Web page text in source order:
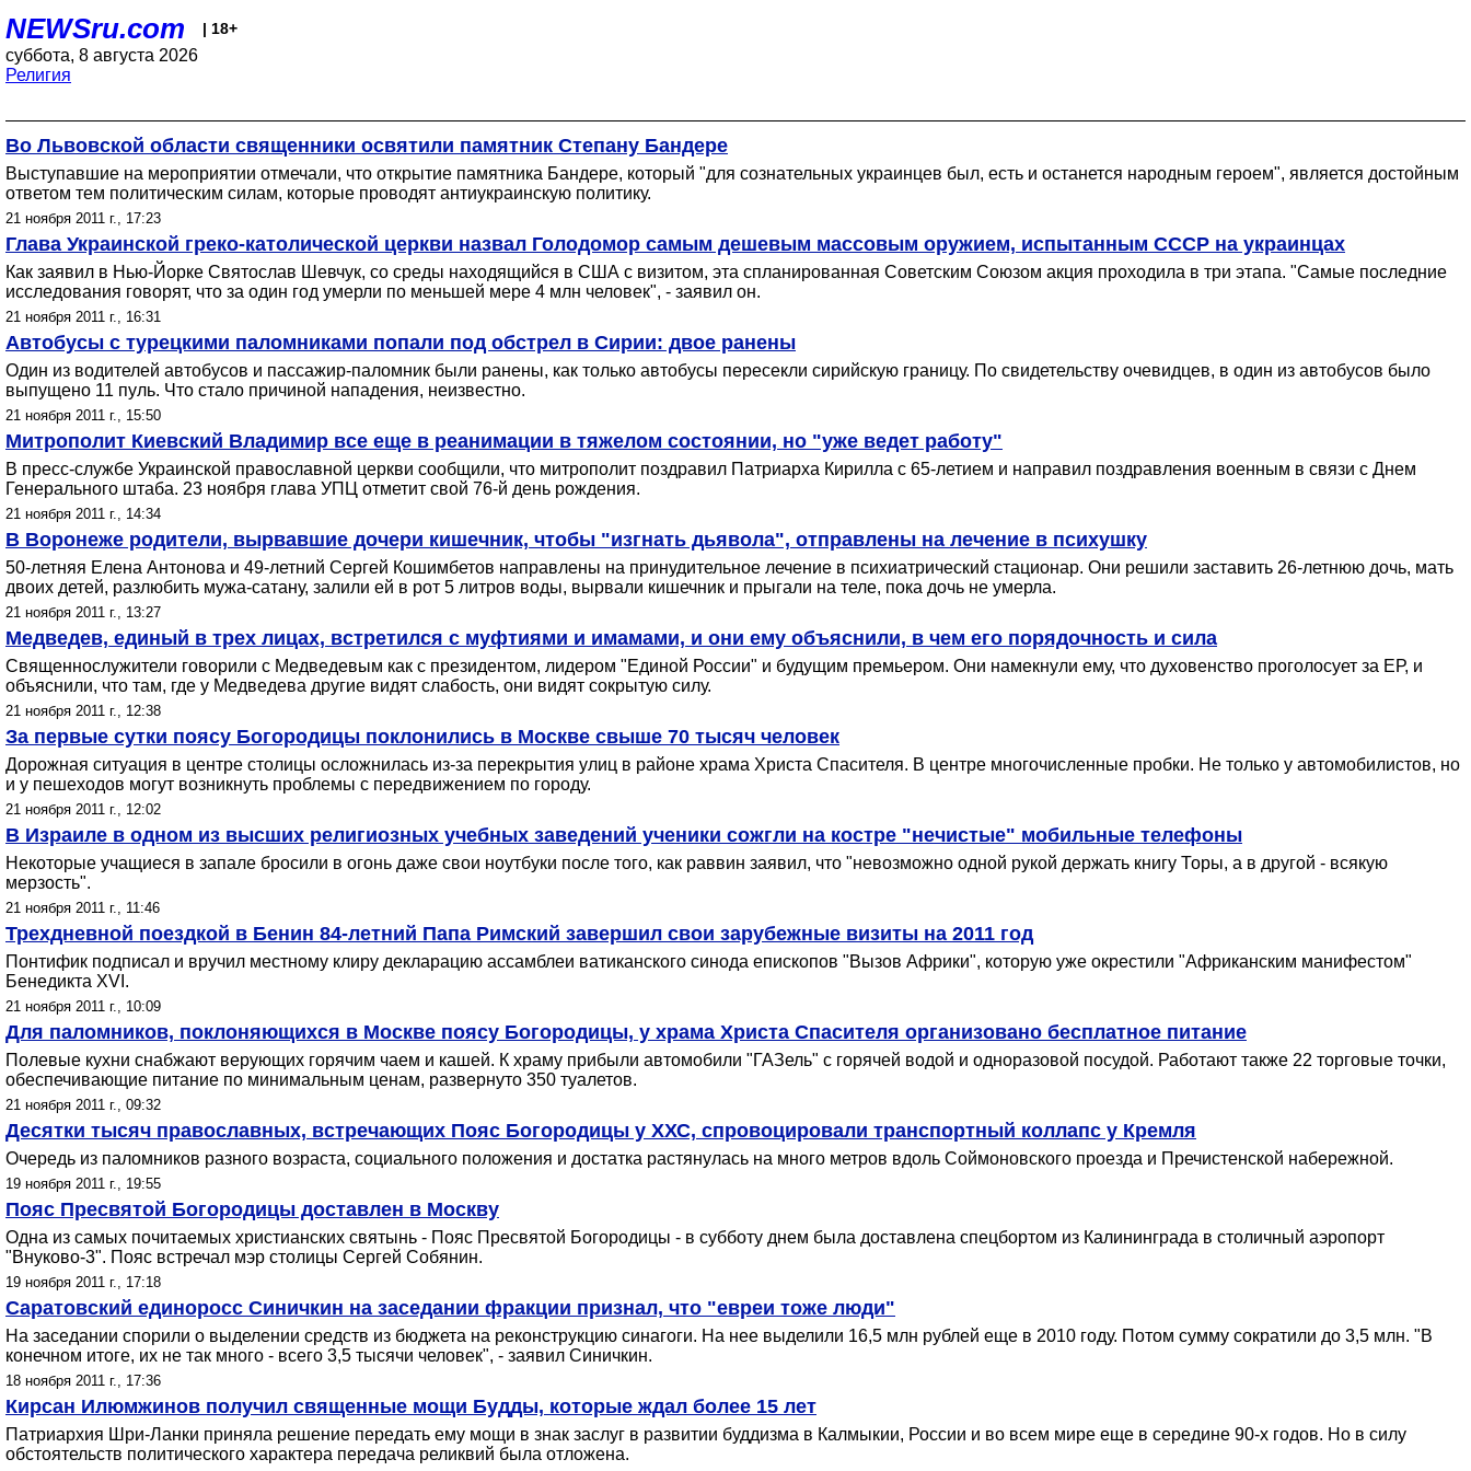
NEWSru.com | 18+
суббота, 8 августа 2026
Религия
Во Львовской области священники освятили памятник Степану Бандере
Выступавшие на мероприятии отмечали, что открытие памятника Бандере, который "для сознательных украинцев был, есть и останется народным героем", является достойным
ответом тем политическим силам, которые проводят антиукраинскую политику.
21 ноября 2011 г., 17:23
Глава Украинской греко-католической церкви назвал Голодомор самым дешевым массовым оружием, испытанным СССР на украинцах
Как заявил в Нью-Йорке Святослав Шевчук, со среды находящийся в США с визитом, эта спланированная Советским Союзом акция проходила в три этапа. "Самые последние
исследования говорят, что за один год умерли по меньшей мере 4 млн человек", - заявил он.
21 ноября 2011 г., 16:31
Автобусы с турецкими паломниками попали под обстрел в Сирии: двое ранены
Один из водителей автобусов и пассажир-паломник были ранены, как только автобусы пересекли сирийскую границу. По свидетельству очевидцев, в один из автобусов было
выпущено 11 пуль. Что стало причиной нападения, неизвестно.
21 ноября 2011 г., 15:50
Митрополит Киевский Владимир все еще в реанимации в тяжелом состоянии, но "уже ведет работу"
В пресс-службе Украинской православной церкви сообщили, что митрополит поздравил Патриарха Кирилла с 65-летием и направил поздравления военным в связи с Днем
Генерального штаба. 23 ноября глава УПЦ отметит свой 76-й день рождения.
21 ноября 2011 г., 14:34
В Воронеже родители, вырвавшие дочери кишечник, чтобы "изгнать дьявола", отправлены на лечение в психушку
50-летняя Елена Антонова и 49-летний Сергей Кошимбетов направлены на принудительное лечение в психиатрический стационар. Они решили заставить 26-летнюю дочь, мать
двоих детей, разлюбить мужа-сатану, залили ей в рот 5 литров воды, вырвали кишечник и прыгали на теле, пока дочь не умерла.
21 ноября 2011 г., 13:27
Медведев, единый в трех лицах, встретился с муфтиями и имамами, и они ему объяснили, в чем его порядочность и сила
Священнослужители говорили с Медведевым как с президентом, лидером "Единой России" и будущим премьером. Они намекнули ему, что духовенство проголосует за ЕР, и
объяснили, что там, где у Медведева другие видят слабость, они видят сокрытую силу.
21 ноября 2011 г., 12:38
За первые сутки поясу Богородицы поклонились в Москве свыше 70 тысяч человек
Дорожная ситуация в центре столицы осложнилась из-за перекрытия улиц в районе храма Христа Спасителя. В центре многочисленные пробки. Не только у автомобилистов, но
и у пешеходов могут возникнуть проблемы с передвижением по городу.
21 ноября 2011 г., 12:02
В Израиле в одном из высших религиозных учебных заведений ученики сожгли на костре "нечистые" мобильные телефоны
Некоторые учащиеся в запале бросили в огонь даже свои ноутбуки после того, как раввин заявил, что "невозможно одной рукой держать книгу Торы, а в другой - всякую
мерзость".
21 ноября 2011 г., 11:46
Трехдневной поездкой в Бенин 84-летний Папа Римский завершил свои зарубежные визиты на 2011 год
Понтифик подписал и вручил местному клиру декларацию ассамблеи ватиканского синода епископов "Вызов Африки", которую уже окрестили "Африканским манифестом"
Бенедикта ХVI.
21 ноября 2011 г., 10:09
Для паломников, поклоняющихся в Москве поясу Богородицы, у храма Христа Спасителя организовано бесплатное питание
Полевые кухни снабжают верующих горячим чаем и кашей. К храму прибыли автомобили "ГАЗель" с горячей водой и одноразовой посудой. Работают также 22 торговые точки,
обеспечивающие питание по минимальным ценам, развернуто 350 туалетов.
21 ноября 2011 г., 09:32
Десятки тысяч православных, встречающих Пояс Богородицы у ХХС, спровоцировали транспортный коллапс у Кремля
Очередь из паломников разного возраста, социального положения и достатка растянулась на много метров вдоль Соймоновского проезда и Пречистенской набережной.
19 ноября 2011 г., 19:55
Пояс Пресвятой Богородицы доставлен в Москву
Одна из самых почитаемых христианских святынь - Пояс Пресвятой Богородицы - в субботу днем была доставлена спецбортом из Калининграда в столичный аэропорт
"Внуково-3". Пояс встречал мэр столицы Сергей Собянин.
19 ноября 2011 г., 17:18
Саратовский единоросс Синичкин на заседании фракции признал, что "евреи тоже люди"
На заседании спорили о выделении средств из бюджета на реконструкцию синагоги. На нее выделили 16,5 млн рублей еще в 2010 году. Потом сумму сократили до 3,5 млн. "В
конечном итоге, их не так много - всего 3,5 тысячи человек", - заявил Синичкин.
18 ноября 2011 г., 17:36
Кирсан Илюмжинов получил священные мощи Будды, которые ждал более 15 лет
Патриархия Шри-Ланки приняла решение передать ему мощи в знак заслуг в развитии буддизма в Калмыкии, России и во всем мире еще в середине 90-х годов. Но в силу
обстоятельств политического характера передача реликвий была отложена.